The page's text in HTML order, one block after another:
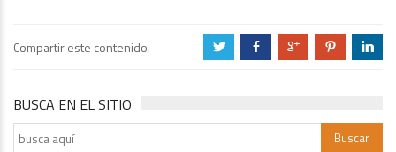
Compartir este contenido: a b c d j
BUSCA EN EL SITIO